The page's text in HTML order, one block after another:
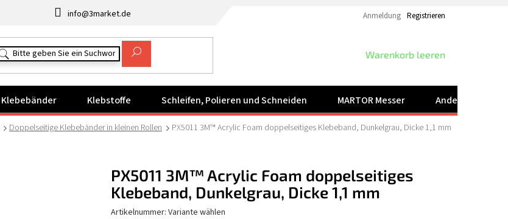
info@3market.de Anmeldung Registrieren
WARENKORB
Warenkorb leeren
Klebebänder Klebstoffe Schleifen, Polieren und Schneiden MARTOR Messer Andere Produkte
Doppelseitige Klebebänder in kleinen Rollen PX5011 3M™ Acrylic Foam doppelseitiges Klebeband, Dunkelgrau, Dicke 1,1 mm
PX5011 3M™ Acrylic Foam doppelseitiges
Klebeband, Dunkelgrau, Dicke 1,1 mm
Artikelnummer: Variante wählen